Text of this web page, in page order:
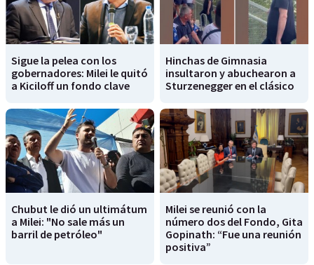
Sigue la pelea con los
gobernadores: Milei le quitó
a Kiciloff un fondo clave
Hinchas de Gimnasia
insultaron y abuchearon a
Sturzenegger en el clásico
Chubut le dió un ultimátum
a Milei: "No sale más un
barril de petróleo"
Milei se reunió con la
número dos del Fondo, Gita
Gopinath: “Fue una reunión
positiva”